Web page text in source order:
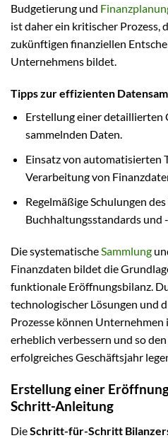
Budgetierung und
ist daher ein kritischer Prozess,
zukünftigen finanziellen
Unternehmens bildet.
Tipps zur effizienten
Erstellung einer detaillierten
sammelnden Daten.
Einsatz von automatisierten
Verarbeitung von
Regelmäßige Schulungen
Buchhaltungsstandards und
Die systematischeSammlung
Finanzdaten bildet die
funktionale Eröffnungsbilanz.
technologischer Lösungen und
Prozesse können
erheblich verbessern und so
erfolgreiches Geschäftsjahr
Erstellung einer
Schritt-Anleitung
DieSchritt-für-Schritt